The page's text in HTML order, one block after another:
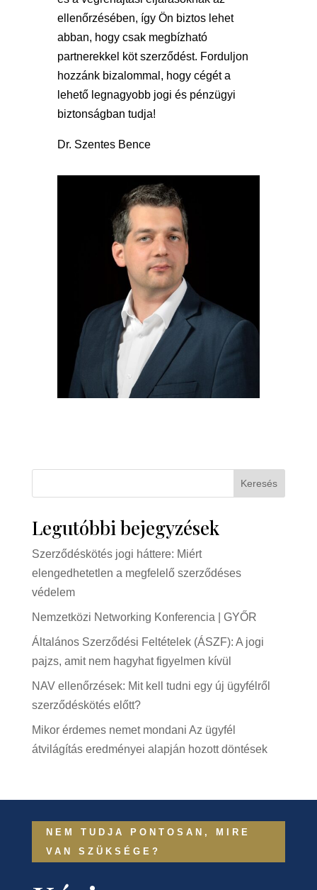
ellenőrzésében, így Ön biztos lehet
abban, hogy csak megbízható
partnerekkel köt szerződést. Forduljon
hozzánk bizalommal, hogy cégét a
lehető legnagyobb jogi és pénzügyi
biztonságban tudja!
Dr. Szentes Bence
Keresés
Legutóbbi bejegyzések
Szerződéskötés jogi háttere: Miért
elengedhetetlen a megfelelő szerződéses
védelem
Nemzetközi Networking Konferencia | GYŐR
Általános Szerződési Feltételek (ÁSZF): A jogi
pajzs, amit nem hagyhat figyelmen kívül
NAV ellenőrzések: Mit kell tudni egy új ügyfélről
szerződéskötés előtt?
Mikor érdemes nemet mondani Az ügyfél
átvilágítás eredményei alapján hozott döntések
NEM TUDJA PONTOSAN, MIRE
VAN SZÜKSÉGE?